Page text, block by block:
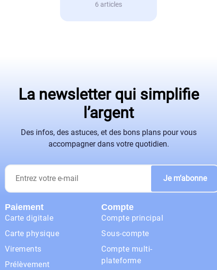
6 articles
La newsletter qui simplifie
l’argent
Des infos, des astuces, et des bons plans pour vous
accompagner dans votre quotidien.
Je m’abonne
Paiement
Carte digitale
Carte physique
Virements
Prélèvement
Compte
Compte principal
Sous-compte
Compte multi-
plateforme